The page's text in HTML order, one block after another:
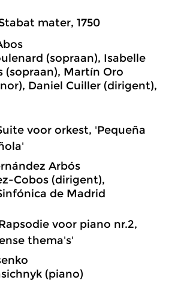
mater, 1750
(sopraan), Isabelle
(sopraan), Martín Oro
Daniel Cuiller (dirigent),
voor orkest, 'Pequeña
Arbós
Cobos (dirigent),
de Madrid
voor piano nr.2,
thema's'
(piano)